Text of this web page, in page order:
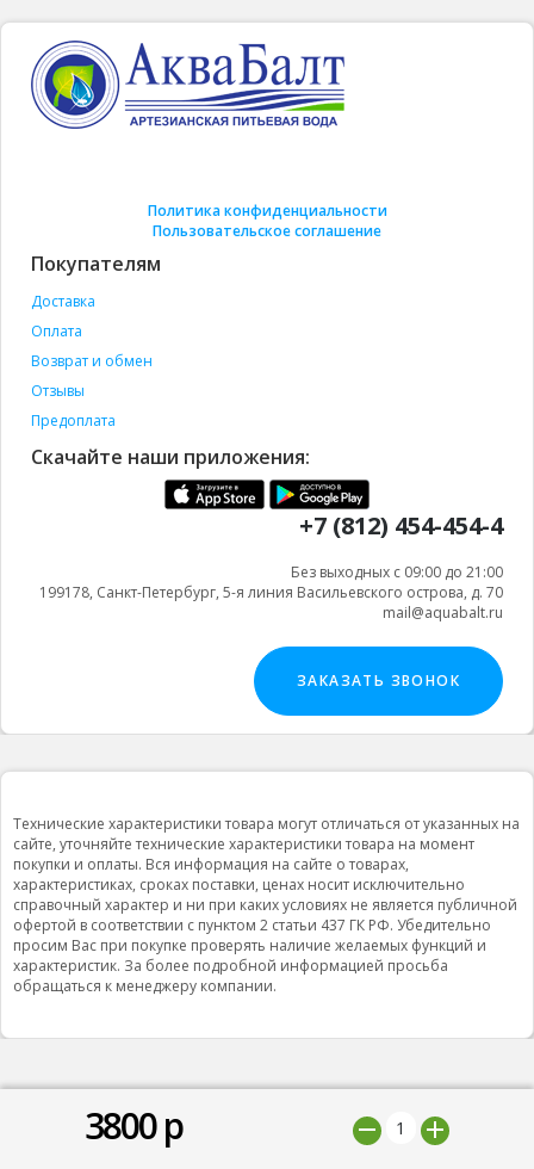
3800р
Политика конфиденциальности
Пользовательское соглашение
Покупателям
Доставка
Оплата
Возврат и обмен
Отзывы
Предоплата
Скачайте наши приложения:
+7 (812) 454-454-4
Без выходных с 09:00 до 21:00
199178, Санкт-Петербург, 5-я линия Васильевского острова, д. 70
mail@aquabalt.ru
ЗАКАЗАТЬ ЗВОНОК
Технические характеристики товара могут отличаться от указанных на
сайте, уточняйте технические характеристики товара на момент
покупки и оплаты. Вся информация на сайте о товарах,
характеристиках, сроках поставки, ценах носит исключительно
справочный характер и ни при каких условиях не является публичной
офертой в соответствии с пунктом 2 статьи 437 ГК РФ. Убедительно
просим Вас при покупке проверять наличие желаемых функций и
характеристик. За более подробной информацией просьба
обращаться к менеджеру компании.
© 2019 ООО "Природная вода”, Все права защищены